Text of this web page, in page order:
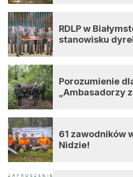
RDLP w
stanowisku
Porozumienie
„Ambasadorzy
61 zawodników
Nidzie!